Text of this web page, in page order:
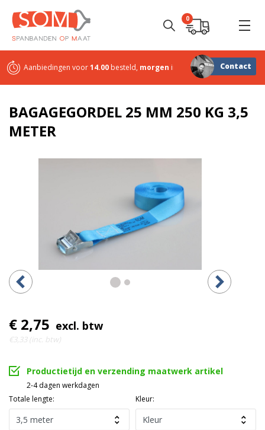
0
Aanbiedingen voor14.00 besteld, morgen in huisSterk in maatwerk
Contact
BAGAGEGORDEL 25 MM 250 KG 3,5
METER
€ 2,75 excl. btw
€3,33 (inc. btw)
Productietijd en verzending maatwerk artikel
2-4 dagen werkdagen
Totale lengte:
Kleur: